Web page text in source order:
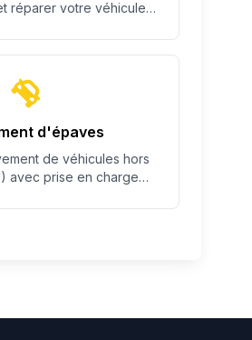
réparer votre véhicule
d'épaves
de véhicules hors
avec prise en charge